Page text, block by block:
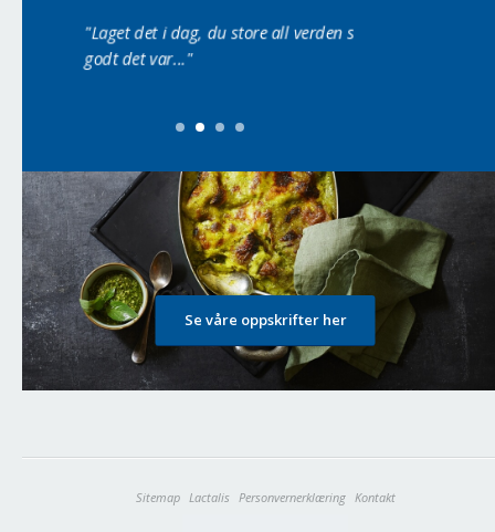
"Laget det i dag, du store all verden så
godt det var..."
Se våre oppskrifter her
Sitemap Lactalis Personvernerklæring Kontakt